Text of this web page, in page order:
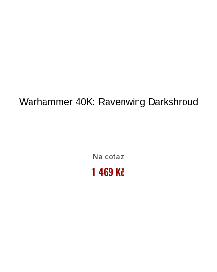
Warhammer 40K: Ravenwing Darkshroud
Na dotaz
1 469 Kč